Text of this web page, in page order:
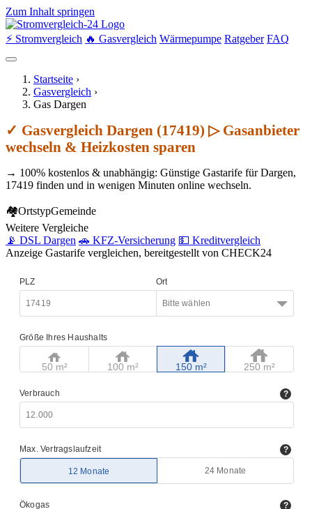
Zum Inhalt springen
⚡ Stromvergleich 🔥 Gasvergleich Wärmepumpe Ratgeber FAQ
Startseite ›
Gasvergleich ›
Gas Dargen
✓ Gasvergleich Dargen (17419) ▷ Gasanbieter
wechseln & Heizkosten sparen
→ 100% kostenlos & unabhängig: Günstige Gastarife für Dargen,
17419 finden und in wenigen Minuten online wechseln.
🏘OrtstypGemeinde
Weitere Vergleiche
📡 DSL Dargen 🚗 KFZ-Versicherung 💵 Kreditvergleich
Anzeige Gastarife vergleichen, bereitgestellt von CHECK24